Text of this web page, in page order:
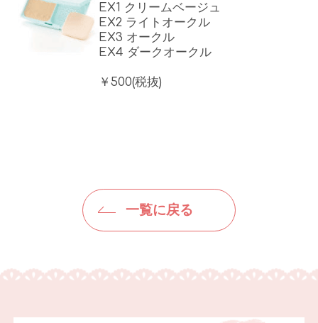
EX1 クリームベージュ
EX2 ライトオークル
EX3 オークル
EX4 ダークオークル
￥500(税抜)
一覧に戻る